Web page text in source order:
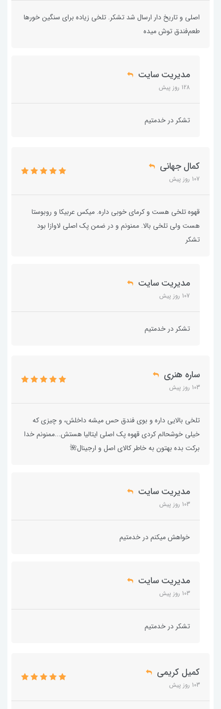
اصلی و تاریخ دار ارسال شد تشکر. تلخی زیاده برای سنگین خورها
طعم‌فندق توش میده
مدیریت سایت
128 روز پیش
تشکر در خدمتیم
کمال جهانی
107 روز پیش
قهوه تلخی هست و کرمای خوبی داره. میکس عربیکا و روبوستا
هست ولی تلخی بالا. ممنونم و در ضمن پک اصلی لاوازا بود
تشکر
مدیریت سایت
107 روز پیش
تشکر در خدمتیم
ساره هنری
103 روز پیش
تلخی بالایی داره و بوی فندق حس میشه داخلش، و چیزی که
خیلی خوشحالم کردی قهوه پک اصلی ایتالیا هستش...ممنونم خدا
برکت بده بهتون به خاطر کالای اصل و ارجینال🌺
مدیریت سایت
103 روز پیش
خواهش میکنم در خدمتیم
مدیریت سایت
103 روز پیش
تشکر در خدمتیم
کمیل کریمی
103 روز پیش